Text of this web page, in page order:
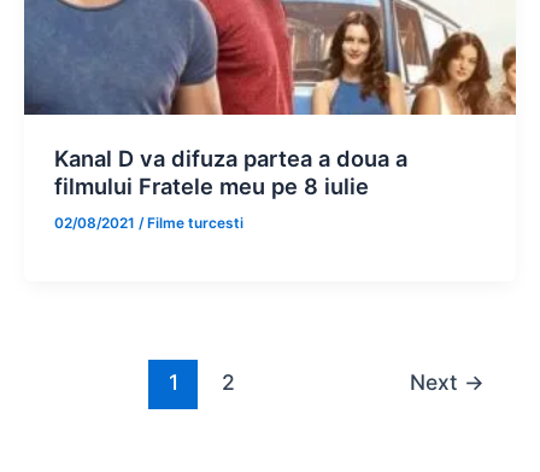
Kanal D va difuza partea a doua a
filmului Fratele meu pe 8 iulie
02/08/2021 / Filme turcesti
1 2 Next →